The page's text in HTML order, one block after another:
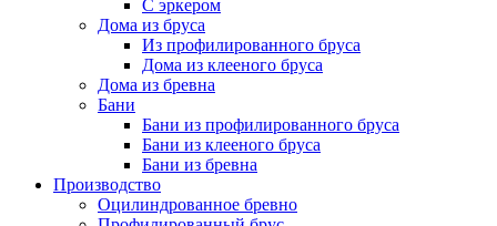
С эркером
Дома из бруса
Из профилированного бруса
Дома из клееного бруса
Дома из бревна
Бани
Бани из профилированного бруса
Бани из клееного бруса
Бани из бревна
Производство
Оцилиндрованное бревно